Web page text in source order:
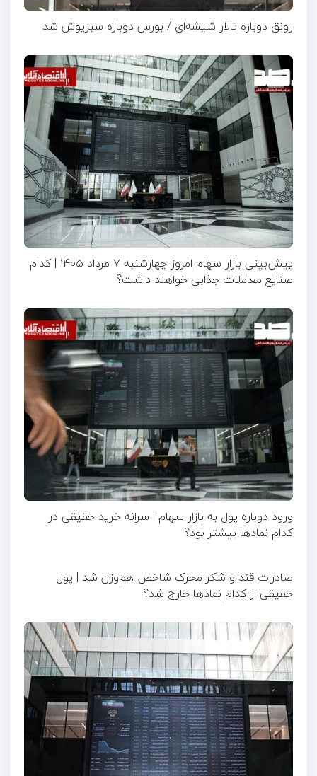
رونق دوباره تالار شیشه‌ای / بورس دوباره سبزپوش شد
پیش‌بینی بازار سهام امروز چهارشنبه ۷ مرداد ۱۴۰۵ | کدام
صنایع معاملات جذابی خواهند داشت؟
ورود دوباره پول به بازار سهام | سرانه خرید حقیقی در
کدام نماد‌ها بیشتر بود؟
صادرات قند و شکر محرک شاخص هم‌وزن شد | پول
حقیقی از کدام نماد‌ها خارج شد؟